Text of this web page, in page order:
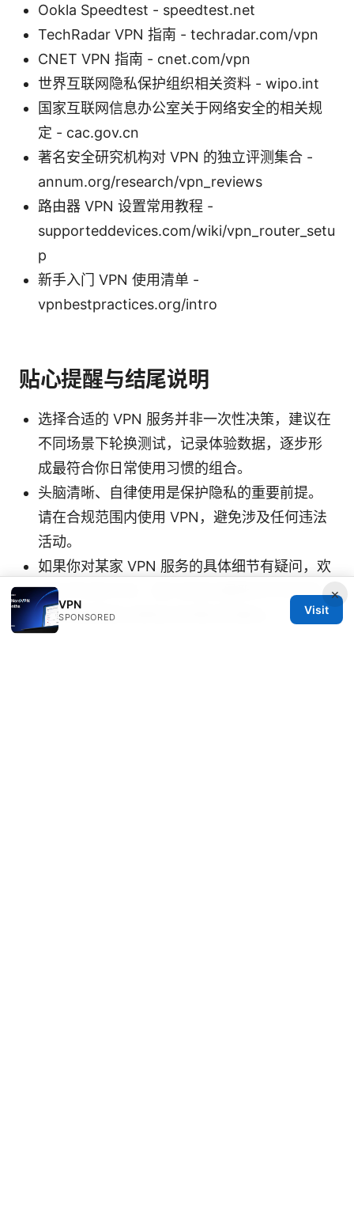
Ookla Speedtest - speedtest.net
TechRadar VPN 指南 - techradar.com/vpn
CNET VPN 指南 - cnet.com/vpn
世界互联网隐私保护组织相关资料 - wipo.int
国家互联网信息办公室关于网络安全的相关规
定 - cac.gov.cn
著名安全研究机构对 VPN 的独立评测集合 -
annum.org/research/vpn_reviews
路由器 VPN 设置常用教程 -
supporteddevices.com/wiki/vpn_router_setu
p
新手入门 VPN 使用清单 -
vpnbestpractices.org/intro
贴心提醒与结尾说明
选择合适的 VPN 服务并非一次性决策，建议在
不同场景下轮换测试，记录体验数据，逐步形
成最符合你日常使用习惯的组合。
头脑清晰、自律使用是保护隐私的重要前提。
请在合规范围内使用 VPN，避免涉及任何违法
活动。
如果你对某家 VPN 服务的具体细节有疑问，欢
迎在评论区交流，我们会结合最新的市场动态
和评测数据给出更贴近你需求的建议。
×
VPN
SPONSORED
Visit